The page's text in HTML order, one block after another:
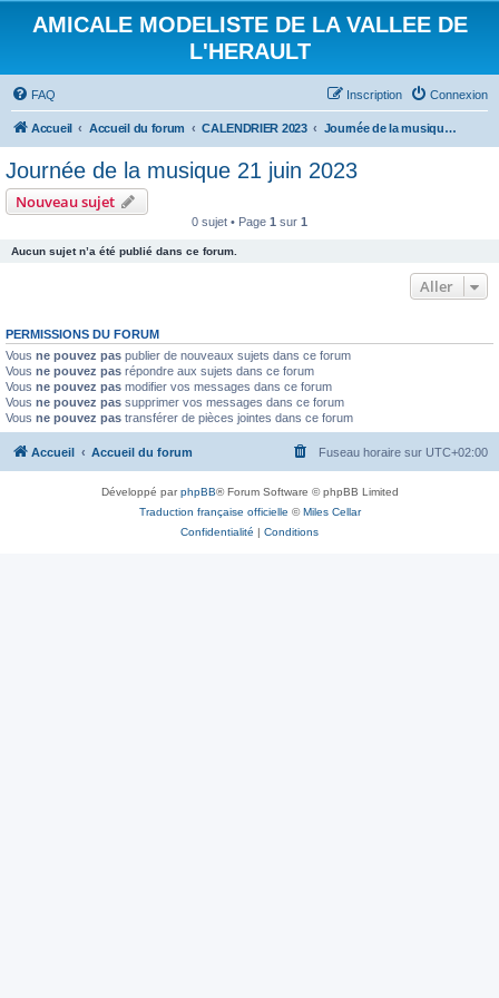
AMICALE MODELISTE DE LA VALLEE DE
L'HERAULT
FAQ Connexion
Inscription
Accueil Accueil du forum CALENDRIER 2023 Journée de la musique 21 juin 2023
Journée de la musique 21 juin 2023
Nouveau sujet
0 sujet • Page 1 sur 1
Aucun sujet n’a été publié dans ce forum.
Aller
PERMISSIONS DU FORUM
Vous ne pouvez pas publier de nouveaux sujets dans ce forum
Vous ne pouvez pas répondre aux sujets dans ce forum
Vous ne pouvez pas modifier vos messages dans ce forum
Vous ne pouvez pas supprimer vos messages dans ce forum
Vous ne pouvez pas transférer de pièces jointes dans ce forum
Accueil Accueil du forum Fuseau horaire sur UTC+02:00
Développé parphpBB® Forum Software © phpBB Limited
Traduction française officielle ©Miles Cellar
Confidentialité | Conditions